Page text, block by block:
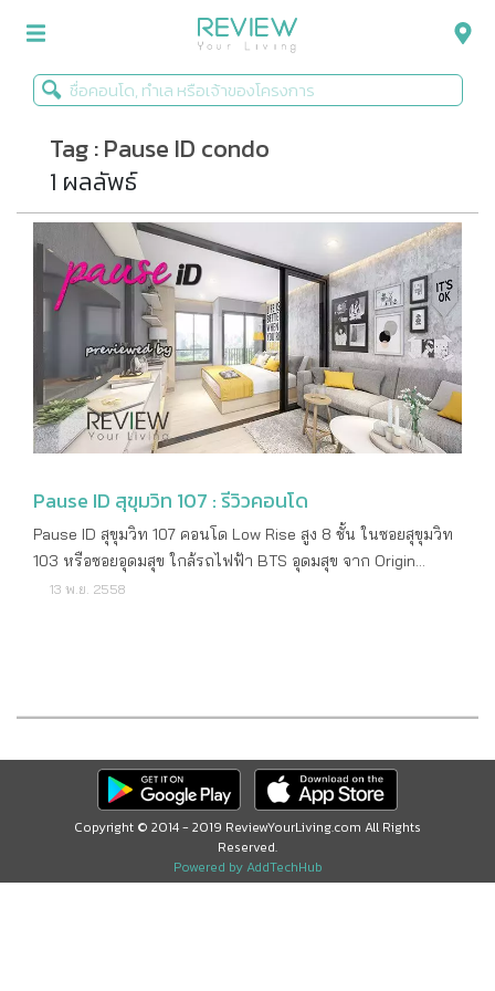
รีวิวคอนโด
รีวิวบ้าน
รีวิวทาวน์โฮม
Life+Style
Infographic
ข่าวโปรโมชั่น
Tag : Pause ID condo
1 ผลลัพธ์
Pause ID สุขุมวิท 107 : รีวิวคอนโด
Pause ID สุขุมวิท 107 คอนโด Low Rise สูง 8 ชั้น ในซอยสุขุมวิท
103 หรือซอยอุดมสุข ใกล้รถไฟฟ้า BTS อุดมสุข จาก Origin
Property รายละเอียดโครงการ ราคาเริ่มต้น 1,390,000 บาท
กรุงเทพฯ คาดว่าจะแล้วเสร็จ กลางปี 2560 ค่าส่วนกลาง 38
สถานที่สำคัญใกล้เคียง โรงเรียนเซนต์โยเซฟบางนา โรงเรียน
นานาชาติ St.Andrew Bangkok Mall ไบเทค บางนา อิมพิเรียล
เวิลด์ สำโรง เซ็นทรัลบางนา ลักษณะห้องและขนาดห้อง 1
Bedroom Type Bs ขนาด 20.40 - 23.80 ตารางเมตร 1
Bedroom Type B ขนาด 24.80 - 25.30 ตารางเมตร 1 Bedroom
13 พ.ย. 2558
Copyright © 2014 - 2019 ReviewYourLiving.com All Rights
Reserved.
Powered by AddTechHub